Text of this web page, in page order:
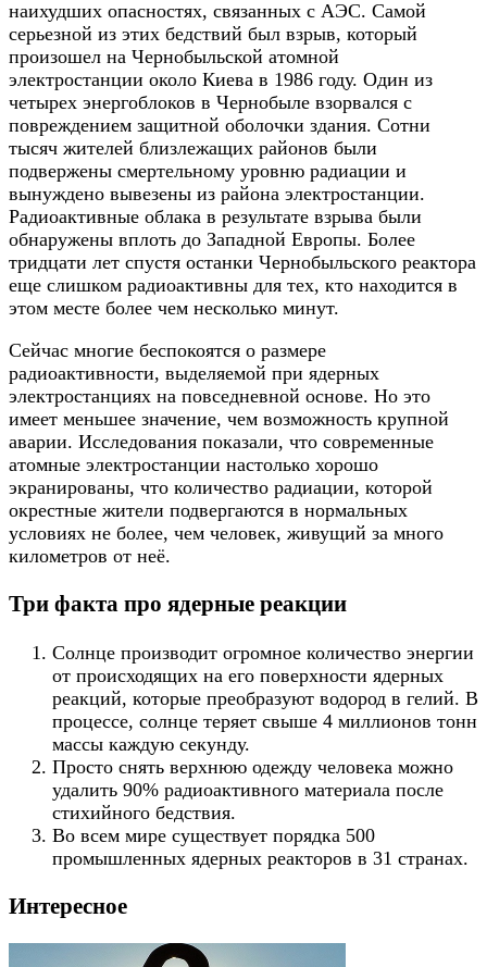
наихудших опасностях, связанных с АЭС. Самой
серьезной из этих бедствий был взрыв, который
произошел на Чернобыльской атомной
электростанции около Киева в 1986 году. Один из
четырех энергоблоков в Чернобыле взорвался с
повреждением защитной оболочки здания. Сотни
тысяч жителей близлежащих районов были
подвержены смертельному уровню радиации и
вынуждено вывезены из района электростанции.
Радиоактивные облака в результате взрыва были
обнаружены вплоть до Западной Европы. Более
тридцати лет спустя останки Чернобыльского реактора
еще слишком радиоактивны для тех, кто находится в
этом месте более чем несколько минут.
Сейчас многие беспокоятся о размере
радиоактивности, выделяемой при ядерных
электростанциях на повседневной основе. Но это
имеет меньшее значение, чем возможность крупной
аварии. Исследования показали, что современные
атомные электростанции настолько хорошо
экранированы, что количество радиации, которой
окрестные жители подвергаются в нормальных
условиях не более, чем человек, живущий за много
километров от неё.
Три факта про ядерные реакции
Солнце производит огромное количество энергии
от происходящих на его поверхности ядерных
реакций, которые преобразуют водород в гелий. В
процессе, солнце теряет свыше 4 миллионов тонн
массы каждую секунду.
Просто снять верхнюю одежду человека можно
удалить 90% радиоактивного материала после
стихийного бедствия.
Во всем мире существует порядка 500
промышленных ядерных реакторов в 31 странах.
Интересное